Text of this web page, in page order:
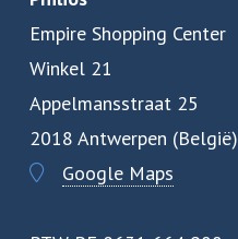
Empire Shopping Center
Winkel 21
Appelmansstraat 25
2018 Antwerpen (België)
Google Maps